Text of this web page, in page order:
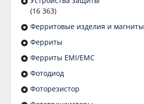
(16 363)
Ферритовые изделия и магниты
Ферриты
Ферриты EMI/EMC
Фотодиод
Фоторезистор